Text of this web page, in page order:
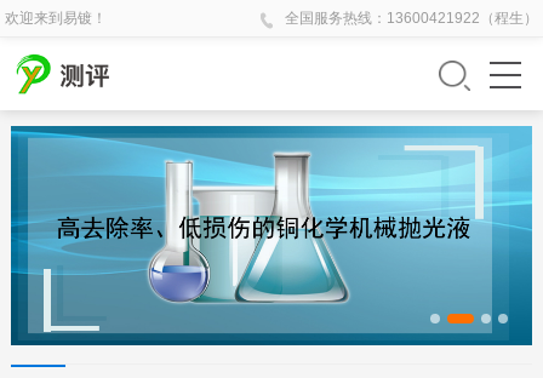
欢迎来到易镀！ 全国 服务热线： 13600421922（程生）